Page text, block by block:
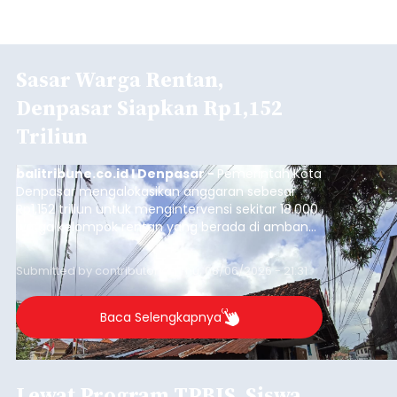
Sasar Warga Rentan,
Denpasar Siapkan Rp1,152
Triliun
balitribune.co.id I Denpasar - Pemerintah Kota
Denpasar mengalokasikan anggaran sebesar
Rp1,152 triliun untuk mengintervensi sekitar 18.000
warga kelompok rentan yang berada di ambang
garis kemiskinan. Langkah strategis ini diambil
guna menjaga masyarakat yang berada pada
kelompok desil 5 dan 6 tersebut agar tidak
merosot ke kategori miskin.
Submitted by contributor Thu, 08/06/2026 - 21:31
Baca Selengkapnya